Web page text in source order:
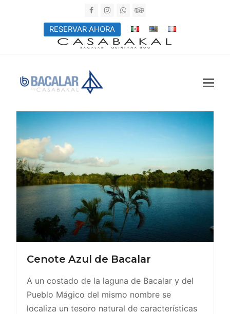
FacebookInstagram
WhatsappTripadvisor
RESERVAR AHORA
Cenote Azul de Bacalar
A un costado de la laguna de Bacalar y del
Pueblo Mágico del mismo nombre se
localiza un tesoro natural de características